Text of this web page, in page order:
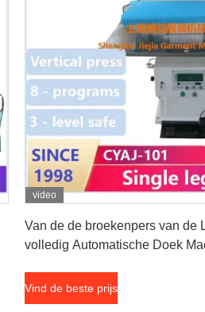
video
Van de de broekenpers van de
volledig Automatische Doek
Vind de beste prijs